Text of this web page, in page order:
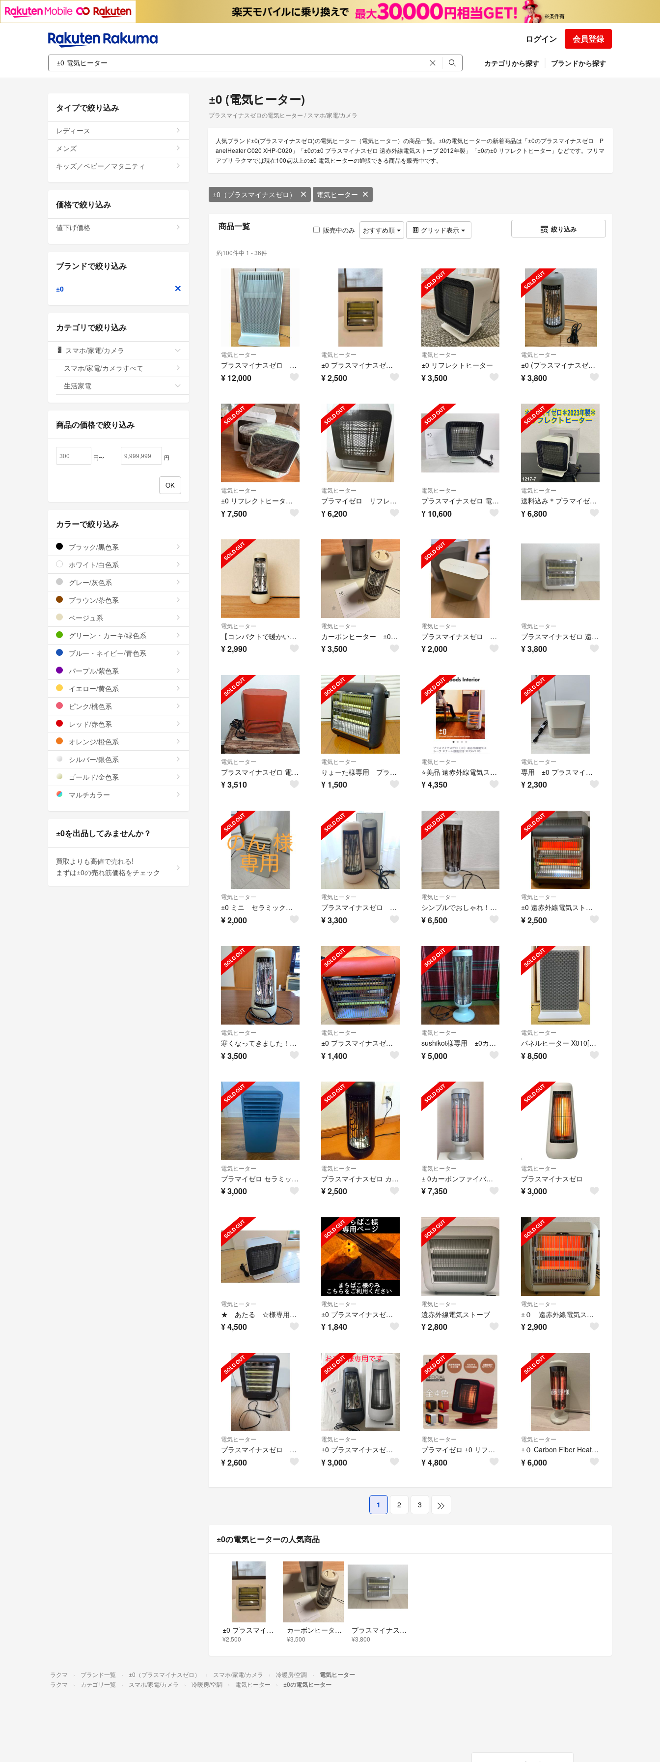
ログイン 会員登録
カテゴリから探す ブランドから探す
±0 (電気ヒーター)
プラスマイナスゼロの電気ヒーター / スマホ/家電/カメラ
人気ブランド±0(プラスマイナスゼロ)の電気ヒーター（電気ヒーター）の商品一覧。±0の電気ヒーターの新着商品は「±0のプラスマイナスゼロ P
anelHeater C020 XHP-C020」「±0の±0 プラスマイナスゼロ 遠赤外線電気ストーブ 2012年製」「±0の±0 リフレクトヒーター」などです。フリマ
アプリ ラクマでは現在100点以上の±0 電気ヒーターの通販できる商品を販売中です。
±0（プラスマイナスゼロ） 電気ヒーター
商品一覧 販売中のみ おすすめ順 グリッド表示 絞り込み
約100件中 1 - 36件
電気ヒーター
プラスマイナスゼロ PanelHeater C020 XHP-C020
¥ 12,000
電気ヒーター
±0 プラスマイナスゼロ 遠赤外線電気ストーブ 2012年製
¥2,500
電気ヒーター
±0 リフレクトヒーター
¥3,500
電気ヒーター
±0 (プラスマイナスゼロ) カーボンヒーター XHS-H210
¥3,800
電気ヒーター
±0 リフレクトヒーター Z310 XHS-Z310
¥7,500
電気ヒーター
プラマイゼロ リフレクトヒーター Z310 XHS-Z310
¥6,200
電気ヒーター
プラスマイナスゼロ 電気ストーブ リフレクトヒーター XHS-Z310 LH
¥ 10,600
電気ヒーター
送料込み＊プラマイゼロ リフレクトヒーター 2023年製＊1217-7
¥6,800
電気ヒーター
【コンパクトで暖かい】±0カーボンヒーター／プラスマイナスゼロ XHS-W210
¥2,990
電気ヒーター
カーボンヒーター ±0 Y210
¥3,500
電気ヒーター
プラスマイナスゼロ セラミックファンヒーターY030
¥2,000
電気ヒーター
プラスマイナスゼロ 遠赤外線電気ヒーター XHS-Y010
¥3,800
電気ヒーター
プラスマイナスゼロ 電気ヒーター レッド
¥3,510
電気ヒーター
りょーた様専用 プラスマイナスゼロ ±0 遠赤外線電気ストーブ
¥ 1,500
電気ヒーター
⭐️美品 遠赤外線電気ストーブ スチーム機能付き プラスマイナスゼロ
¥4,350
電気ヒーター
専用 ±0 プラスマイナスゼロ ヒーター ファンヒーター
¥2,300
電気ヒーター
±0 ミニ セラミックファンヒーター プラマイゼロ小型暖房 足元ヒーター トイレ
¥2,000
電気ヒーター
プラスマイナスゼロ ±0 カーボンヒーター
¥3,300
電気ヒーター
シンプルでおしゃれ！カーボンヒーター
¥6,500
電気ヒーター
±0 遠赤外線電気ストーブ
¥2,500
電気ヒーター
寒くなってきました！プラマイゼロ+０ カーボンヒーター おしゃれ 2016年製
¥3,500
電気ヒーター
±0 プラスマイナスゼロ コンパクト電気ストーブ
¥ 1,400
電気ヒーター
sushikot様専用 ±0カーボンヒーター 1000w
¥5,000
電気ヒーター
パネルヒーター X010[XHP-X010] プラスマイナスゼロ
¥8,500
電気ヒーター
プラマイゼロ セラミックヒーター XHH-V110A
¥3,000
電気ヒーター
プラスマイナスゼロ カーボンファイバーヒーター XHS-W210
¥2,500
電気ヒーター
± 0カーボンファイバーヒーター XHS-Y410(C) 2014年製
¥7,350
電気ヒーター
プラスマイナスゼロ
¥3,000
電気ヒーター
★ あたる ☆様専用です
¥4,500
電気ヒーター
±0 プラスマイナスゼロ ヒーター
¥ 1,840
電気ヒーター
遠赤外線電気ストーブ
¥2,800
電気ヒーター
±０ 遠赤外線電気ストーブ✨
¥2,900
電気ヒーター
プラスマイナスゼロ 電気ストーブ スチーム機能付き
¥2,600
電気ヒーター
±0 プラスマイナスゼロ カーボンヒーター ブラウン
¥3,000
電気ヒーター
プラマイゼロ ±0 リフレクトヒーター XHS-Z310 (レッド)
¥4,800
電気ヒーター
±０ Carbon Fiber Heater カーボンヒーター
¥6,000
1 2 3
±0の電気ヒーターの人気商品
±0 プラスマイナスゼロ 遠赤外線電気ストーブ 2012年製
¥2,500
カーボンヒーター ±0 Y210
¥3,500
プラスマイナスゼロ 遠赤外線電気ヒーター XHS-Y010
¥3,800
タイプで絞り込み
レディース
メンズ
キッズ／ベビー／マタニティ
価格で絞り込み
値下げ価格
ブランドで絞り込み
±0
カテゴリで絞り込み
スマホ/家電/カメラ
スマホ/家電/カメラすべて
生活家電
商品の価格で絞り込み
円〜 円
カラーで絞り込み
ブラック/黒色系
ホワイト/白色系
グレー/灰色系
ブラウン/茶色系
ベージュ系
グリーン・カーキ/緑色系
ブルー・ネイビー/青色系
パープル/紫色系
イエロー/黄色系
ピンク/桃色系
レッド/赤色系
オレンジ/橙色系
シルバー/銀色系
ゴールド/金色系
マルチカラー
±0を出品してみませんか？
買取よりも高値で売れる!
まずは±0の売れ筋価格をチェック
ラクマ ブランド一覧 ±0（プラスマイナスゼロ） スマホ/家電/カメラ 冷暖房/空調 電気ヒーター
ラクマ カテゴリ一覧 スマホ/家電/カメラ 冷暖房/空調 電気ヒーター ±0の電気ヒーター